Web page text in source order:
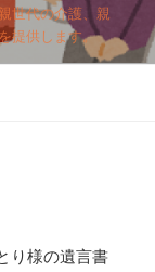
世代の介護、親
提供します。
り様の遺言書